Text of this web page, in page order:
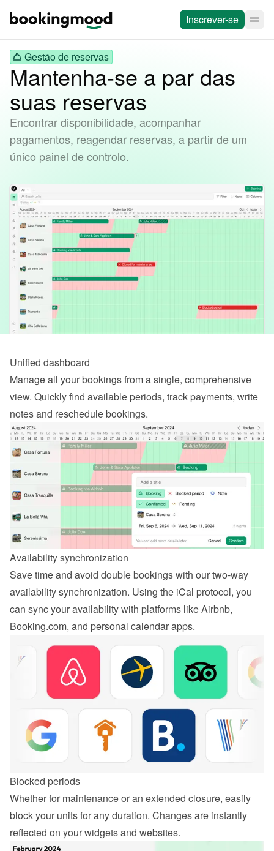
Inscrever-se
Gestão de reservas
Mantenha-se a par das
suas reservas
Encontrar disponibilidade, acompanhar
pagamentos, reagendar reservas, a partir de um
único painel de controlo.
Unified dashboard
Manage all your bookings from a single, comprehensive
view. Quickly find available periods, track payments, write
notes and reschedule bookings.
Availability synchronization
Save time and avoid double bookings with our two-way
availability synchronization. Using the iCal protocol, you
can sync your availability with platforms like Airbnb,
Booking.com, and personal calendar apps.
Blocked periods
Whether for maintenance or an extended closure, easily
block your units for any duration. Changes are instantly
reflected on your widgets and websites.